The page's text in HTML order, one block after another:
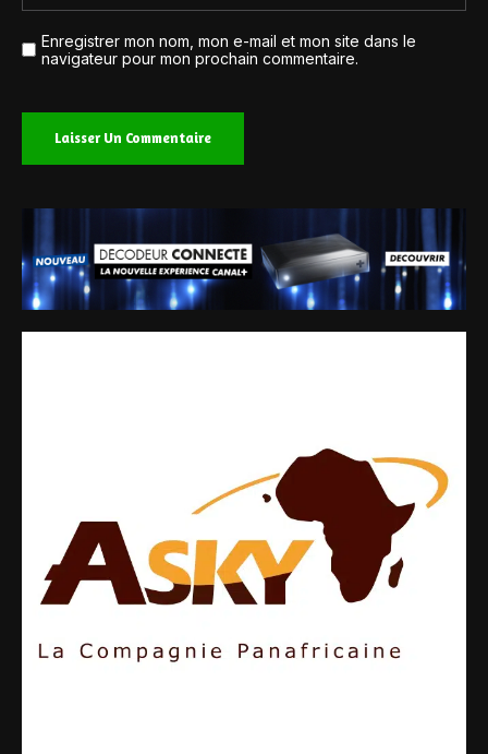
Enregistrer mon nom, mon e-mail et mon site dans le
navigateur pour mon prochain commentaire.